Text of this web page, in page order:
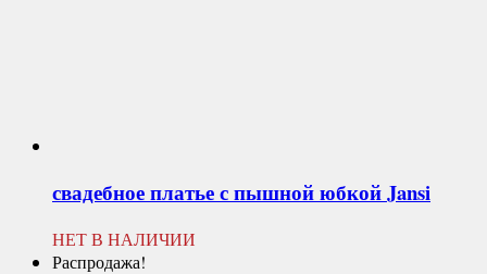
свадебное платье с пышной юбкойJansi
НЕТ В НАЛИЧИИ
Распродажа!